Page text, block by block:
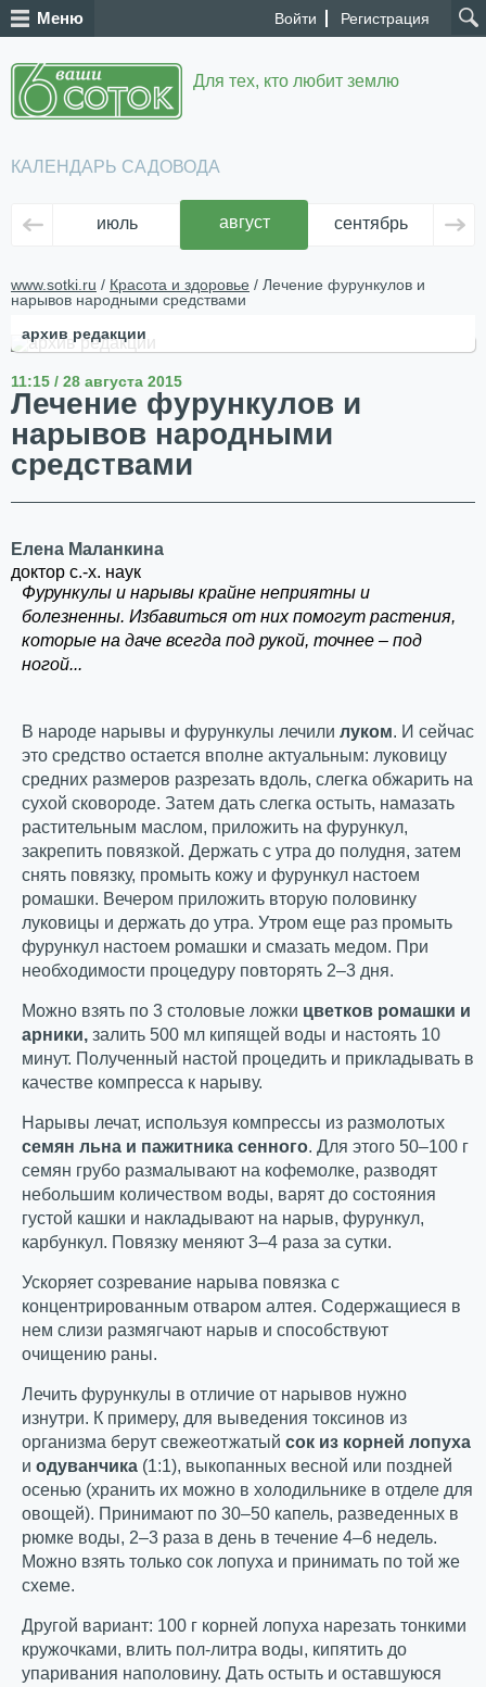
Войти Регистрация
Меню
Для тех, кто любит землю
КАЛЕНДАРЬ САДОВОДА
июль август сентябрь
www.sotki.ru / Красота и здоровье / Лечение фурункулов и
нарывов народными средствами
архив редакции
11:15 / 28 августа 2015
Лечение фурункулов и
нарывов народными
средствами
Елена Маланкина
доктор с.-х. наук
Фурункулы и нарывы крайне неприятны и
болезненны. Избавиться от них помогут растения,
которые на даче всегда под рукой, точнее – под
ногой...
В народе нарывы и фурункулы лечили луком. И сейчас
это средство остается вполне актуальным: луковицу
средних размеров разрезать вдоль, слегка обжарить на
сухой сковороде. Затем дать слегка остыть, намазать
растительным маслом, приложить на фурункул,
закрепить повязкой. Держать с утра до полудня, затем
снять повязку, промыть кожу и фурункул настоем
ромашки. Вечером приложить вторую половинку
луковицы и держать до утра. Утром еще раз промыть
фурункул настоем ромашки и смазать медом. При
необходимости процедуру повторять 2–3 дня.
Можно взять по 3 столовые ложки цветков ромашки и
арники, залить 500 мл кипящей воды и настоять 10
минут. Полученный настой процедить и прикладывать в
качестве компресса к нарыву.
Нарывы лечат, используя компрессы из размолотых
семян льна и пажитника сенного. Для этого 50–100 г
семян грубо размалывают на кофемолке, разводят
небольшим количеством воды, варят до состояния
густой кашки и накладывают на нарыв, фурункул,
карбункул. Повязку меняют 3–4 раза за сутки.
Ускоряет созревание нарыва повязка с
концентрированным отваром алтея. Содержащиеся в
нем слизи размягчают нарыв и способствуют
очищению раны.
Лечить фурункулы в отличие от нарывов нужно
изнутри. К примеру, для выведения токсинов из
организма берут свежеотжатый сок из корней лопуха
и одуванчика (1:1), выкопанных весной или поздней
осенью (хранить их можно в холодильнике в отделе для
овощей). Принимают по 30–50 капель, разведенных в
рюмке воды, 2–3 раза в день в течение 4–6 недель.
Можно взять только сок лопуха и принимать по той же
схеме.
Другой вариант: 100 г корней лопуха нарезать тонкими
кружочками, влить пол-литра воды, кипятить до
упаривания наполовину. Дать остыть и оставшуюся